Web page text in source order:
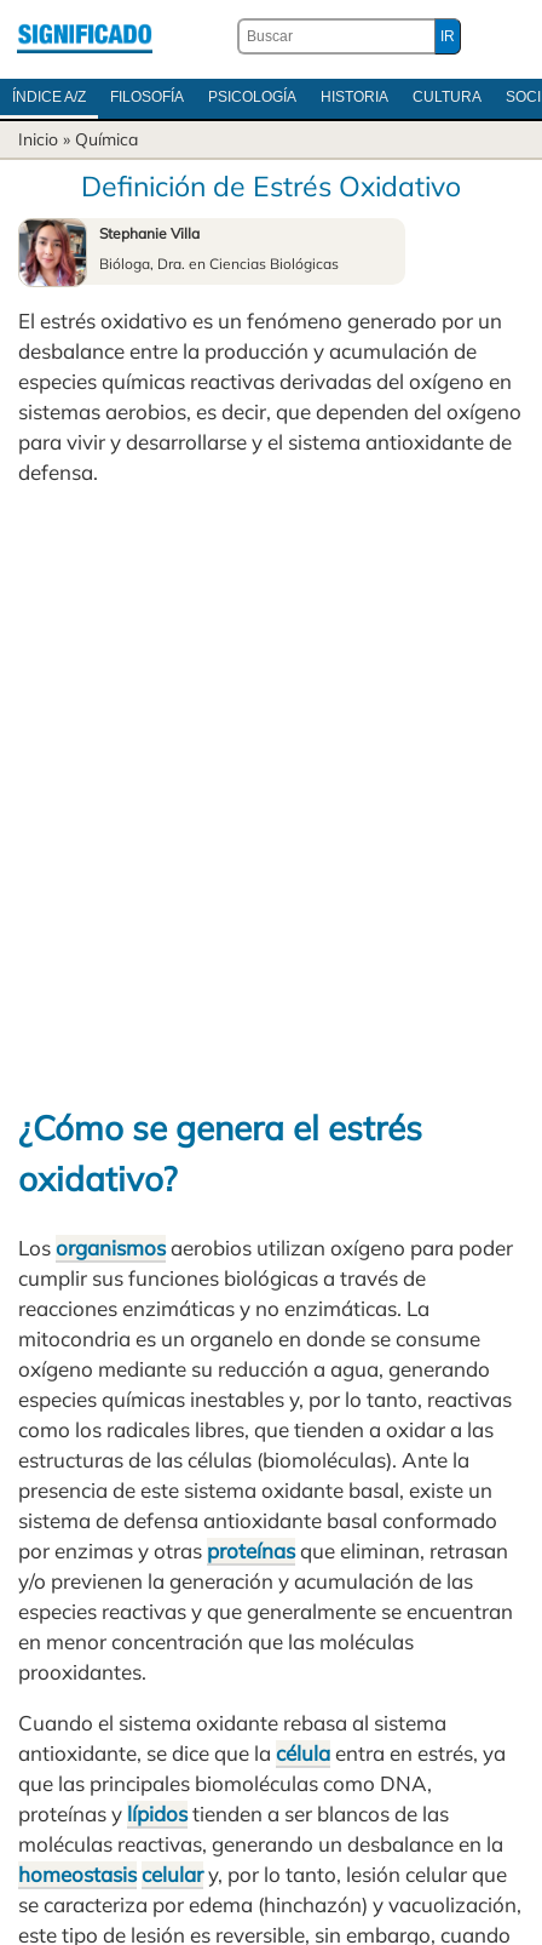
ÍNDICE A/Z FILOSOFÍA PSICOLOGÍA HISTORIA CULTURA
Inicio » Química
Definición de Estrés Oxidativo
Stephanie Villa
Bióloga, Dra. en Ciencias Biológicas
El estrés oxidativo es un fenómeno generado por un
desbalance entre la producción y acumulación de
especies químicas reactivas derivadas del oxígeno en
sistemas aerobios, es decir, que dependen del oxígeno
para vivir y desarrollarse y el sistema antioxidante de
defensa.
¿Cómo se genera el estrés
oxidativo?
Losorganismosaerobios utilizan oxígeno para poder
cumplir sus funciones biológicas a través de
reacciones enzimáticas y no enzimáticas. La
mitocondria es un organelo en donde se consume
oxígeno mediante su reducción a agua, generando
especies químicas inestables y, por lo tanto, reactivas
como los radicales libres, que tienden a oxidar a las
estructuras de las células (biomoléculas). Ante la
presencia de este sistema oxidante basal, existe un
sistema de defensa antioxidante basal conformado
por enzimas y otras proteínasque eliminan, retrasan
y/o previenen la generación y acumulación de las
especies reactivas y que generalmente se encuentran
en menor concentración que las moléculas
prooxidantes.
Cuando el sistema oxidante rebasa al sistema
antioxidante, se dice que la célulaentra en estrés, ya
que las principales biomoléculas como DNA,
proteínas y lípidostienden a ser blancos de las
moléculas reactivas, generando un desbalance en la
homeostasiscelulary, por lo tanto, lesión celular que
se caracteriza por edema (hinchazón) y vacuolización,
este tipo de lesión es reversible, sin embargo, cuando